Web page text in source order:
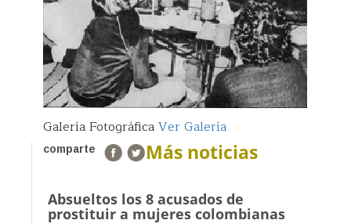
Galería FotográficaVer Galería
comparte Más noticias
Absueltos los 8 acusados de
prostituir a mujeres colombianas